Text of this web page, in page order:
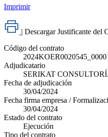
Imprimir
| Descargar Justificante del
Código del contrato
Adjudicatario
SERIKAT
Fecha de adjudicación
30/04/2024
Fecha firma empresa /
30/04/2024
Estado del contrato
Ejecución
Tipo del contrato